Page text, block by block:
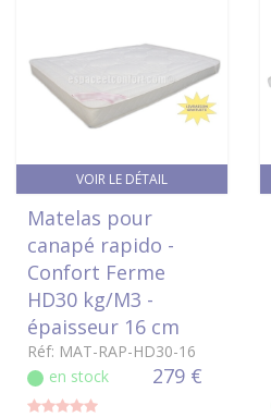
VOIR LE DÉTAIL
Matelas pour
canapé rapido -
Confort Ferme
HD30 kg/M3 -
épaisseur 16 cm
Réf: MAT-RAP-HD30-16
en stock
279 €